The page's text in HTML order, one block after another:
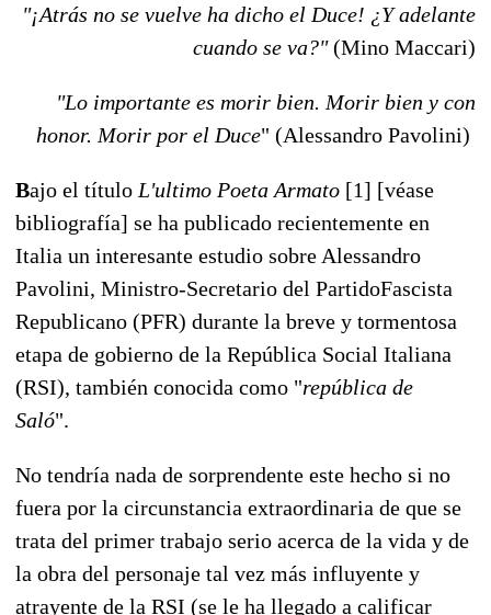
"¡Atrás no se vuelve ha dicho el Duce! ¿Y adelante
cuando se va?"(Mino Maccari)
"Lo importante es morir bien. Morir bien y con
honor. Morir por el Duce" (Alessandro Pavolini)
Bajo el título L'ultimo Poeta Armato [1] [véase
bibliografía] se ha publicado recientemente en
Italia un interesante estudio sobre Alessandro
Pavolini, Ministro-Secretario del PartidoFascista
Republicano (PFR) durante la breve y tormentosa
etapa de gobierno de la República Social Italiana
(RSI), también conocida como "república de
Saló".
No tendría nada de sorprendente este hecho si no
fuera por la circunstancia extraordinaria de que se
trata del primer trabajo serio acerca de la vida y de
la obra del personaje tal vez más influyente y
atrayente de la RSI (se le ha llegado a calificar